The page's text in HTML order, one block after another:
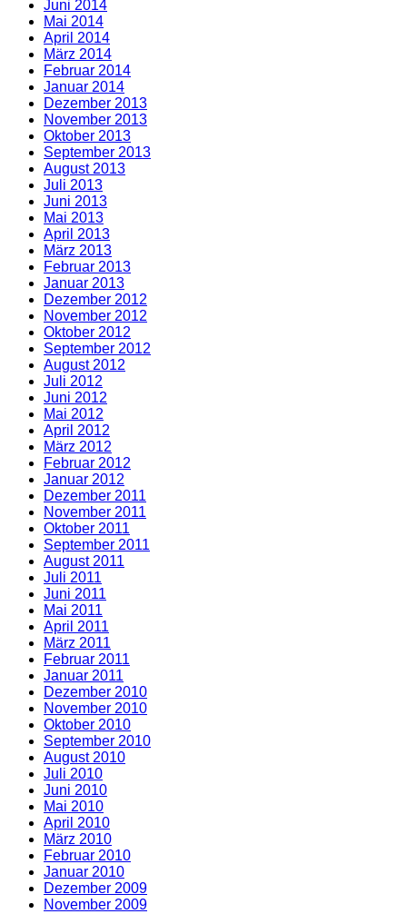
Juni 2014
Mai 2014
April 2014
März 2014
Februar 2014
Januar 2014
Dezember 2013
November 2013
Oktober 2013
September 2013
August 2013
Juli 2013
Juni 2013
Mai 2013
April 2013
März 2013
Februar 2013
Januar 2013
Dezember 2012
November 2012
Oktober 2012
September 2012
August 2012
Juli 2012
Juni 2012
Mai 2012
April 2012
März 2012
Februar 2012
Januar 2012
Dezember 2011
November 2011
Oktober 2011
September 2011
August 2011
Juli 2011
Juni 2011
Mai 2011
April 2011
März 2011
Februar 2011
Januar 2011
Dezember 2010
November 2010
Oktober 2010
September 2010
August 2010
Juli 2010
Juni 2010
Mai 2010
April 2010
März 2010
Februar 2010
Januar 2010
Dezember 2009
November 2009